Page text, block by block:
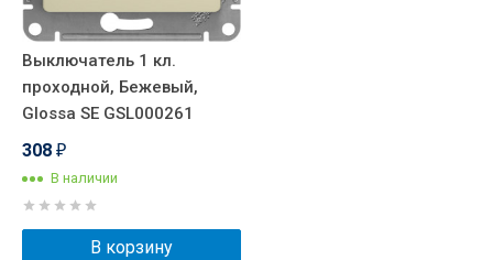
Выключатель 1 кл.
проходной, Бежевый,
Glossa SE GSL000261
308 ₽
В наличии
В корзину